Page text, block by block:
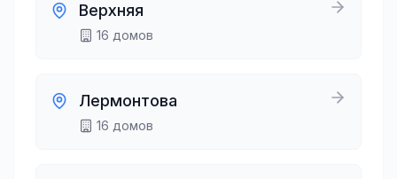
Верхняя
16 домов
Лермонтова
16 домов